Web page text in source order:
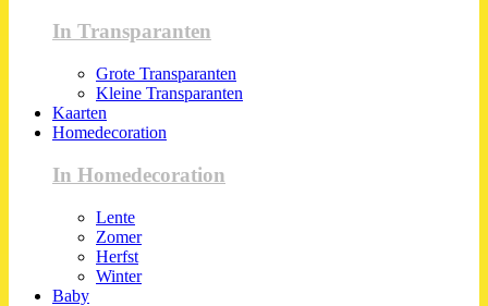
In Transparanten
Grote Transparanten
Kleine Transparanten
Kaarten
Homedecoration
In Homedecoration
Lente
Zomer
Herfst
Winter
Baby